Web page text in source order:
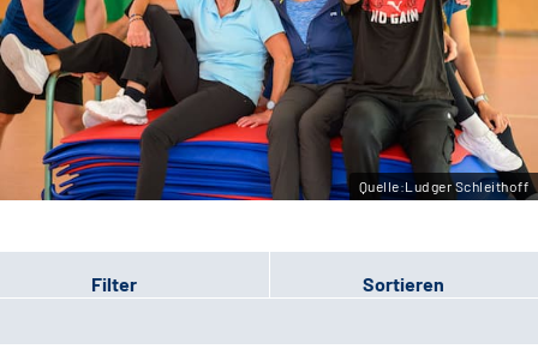
Suche
Leichte Sprache
Gebärdensprache
Quelle:Ludger Schleithoff
Filter Sortieren